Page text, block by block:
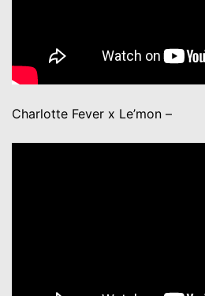
Charlotte Fever x Le’mon –